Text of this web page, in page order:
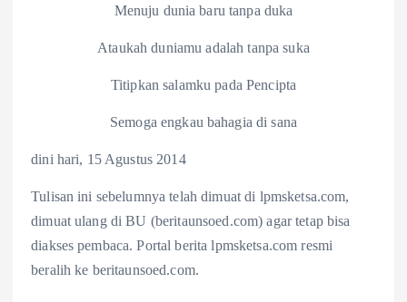
Menuju dunia baru tanpa duka
Ataukah duniamu adalah tanpa suka
Titipkan salamku pada Pencipta
Semoga engkau bahagia di sana
dini hari, 15 Agustus 2014
Tulisan ini sebelumnya telah dimuat di lpmsketsa.com,
dimuat ulang di BU (beritaunsoed.com) agar tetap bisa
diakses pembaca. Portal berita lpmsketsa.com resmi
beralih ke beritaunsoed.com.